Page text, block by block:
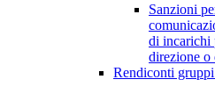
Sanzioni
di incarichi
direzione o
Rendiconti